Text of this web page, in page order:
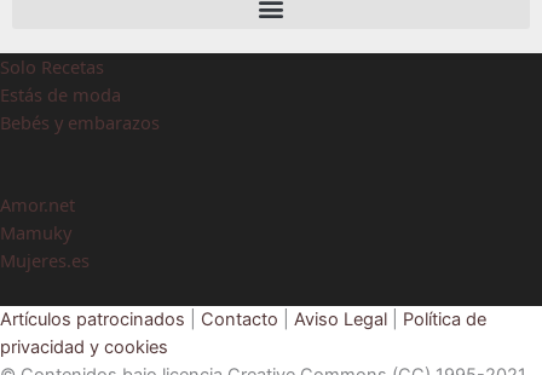
Solo Recetas
Estás de moda
Bebés y embarazos
Amor.net
Mamuky
Mujeres.es
Artículos patrocinados Contacto Aviso Legal
Política de
privacidad y cookies